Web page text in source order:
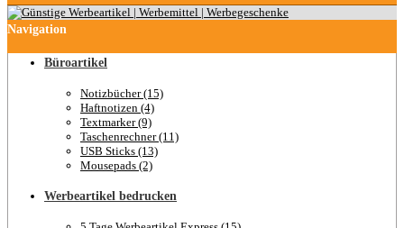
Navigation
Büroartikel
Notizbücher (15)
Haftnotizen (4)
Textmarker (9)
Taschenrechner (11)
USB Sticks (13)
Mousepads (2)
Werbeartikel bedrucken